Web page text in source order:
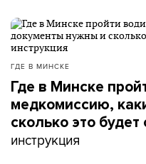
ГДЕ В МИНСКЕ
Где в Минске
медкомиссию,
сколько это будет
инструкция